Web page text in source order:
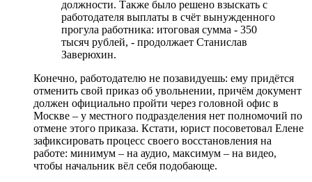
должности. Также было решено взыскать с
работодателя выплаты в счёт вынужденного
прогула работника: итоговая сумма - 350
тысяч рублей, - продолжает Станислав
Заверюхин.
Конечно, работодателю не позавидуешь: ему придётся
отменить свой приказ об увольнении, причём документ
должен официально пройти через головной офис в
Москве – у местного подразделения нет полномочий по
отмене этого приказа. Кстати, юрист посоветовал Елене
зафиксировать процесс своего восстановления на
работе: минимум – на аудио, максимум – на видео,
чтобы начальник вёл себя подобающе.